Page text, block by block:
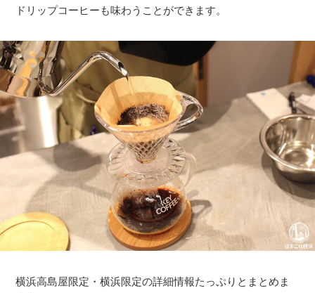
ドリップコーヒーも味わうことができます。
横浜高島屋限定・横浜限定の詳細情報たっぷりとまとめま